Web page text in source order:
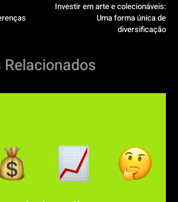
Investir em arte e colecionáveis:
Uma forma única de
diversificação